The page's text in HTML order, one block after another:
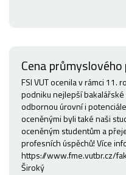
Cena průmyslového
FSI VUT ocenila v rámci 11.
podniku nejlepší
odbornou úrovní i
oceněnými byli také naši
oceněným studentům a
profesních úspěchů! Více
https://www.fme.vutbr.cz/
Široký